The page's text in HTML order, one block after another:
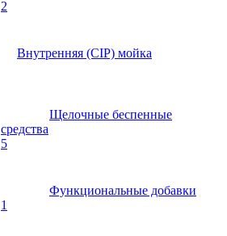
2
Внутренняя (CIP) мойка
Щелочные беспенные
средства
5
Функциональные добавки
1